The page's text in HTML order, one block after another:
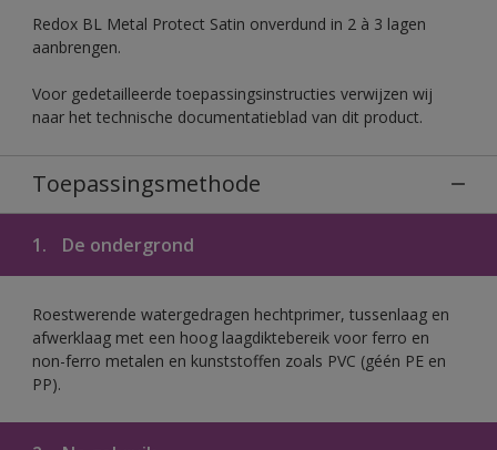
Redox BL Metal Protect Satin onverdund in 2 à 3 lagen
aanbrengen.
Voor gedetailleerde toepassingsinstructies verwijzen wij
naar het technische documentatieblad van dit product.
Toepassingsmethode
1. De ondergrond
Roestwerende watergedragen hechtprimer, tussenlaag en
afwerklaag met een hoog laagdiktebereik voor ferro en
non-ferro metalen en kunststoffen zoals PVC (géén PE en
PP).